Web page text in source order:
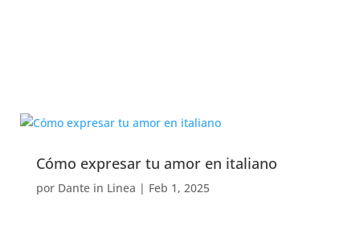
Cómo expresar tu amor en italiano
por Dante in Linea | Feb 1, 2025